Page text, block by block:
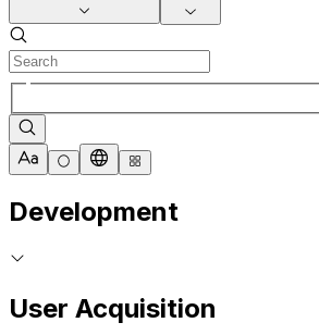
Development
User Acquisition